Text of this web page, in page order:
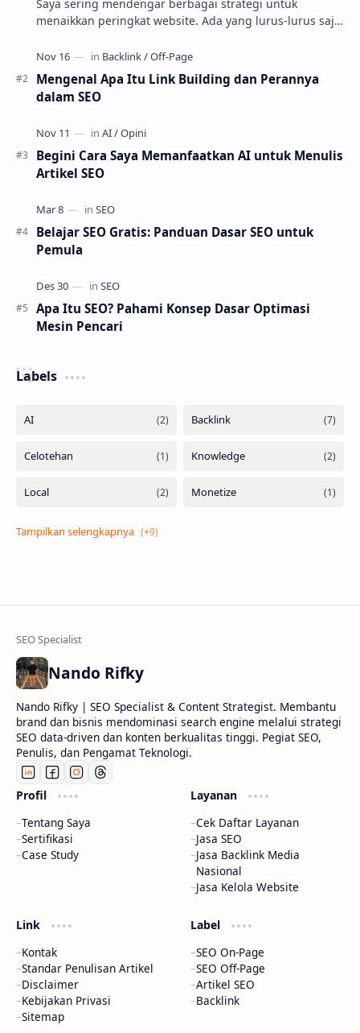
Saya sering mendengar berbagai strategi untuk
menaikkan peringkat website. Ada yang lurus-lurus saja,
Mengenal Apa Itu Link Building dan Perannya
dalam SEO
Begini Cara Saya Memanfaatkan AI untuk Menulis
Artikel SEO
Belajar SEO Gratis: Panduan Dasar SEO untuk
Pemula
Apa Itu SEO? Pahami Konsep Dasar Optimasi
Mesin Pencari
Labels
Nando Rifky
Nando Rifky | SEO Specialist & Content Strategist. Membantu
brand dan bisnis mendominasi search engine melalui strategi
SEO data-driven dan konten berkualitas tinggi. Pegiat SEO,
Penulis, dan Pengamat Teknologi.
Profil
Tentang Saya
Sertifikasi
Case Study
Layanan
Cek Daftar Layanan
Jasa SEO
Jasa Backlink Media
Nasional
Jasa Kelola Website
Link
Kontak
Standar Penulisan Artikel
Disclaimer
Kebijakan Privasi
Sitemap
Label
SEO On-Page
SEO Off-Page
Artikel SEO
Backlink